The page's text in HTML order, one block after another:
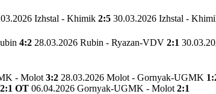
Izhstal - Khimik 2:5 30.03.2026 Izhstal -
4:2 28.03.2026 Rubin - Ryazan-VDV 2:1
- Molot 3:2 28.03.2026 Molot - Gornyak-UGMK
2:1 OT 06.04.2026 Gornyak-UGMK - Molot 2:1